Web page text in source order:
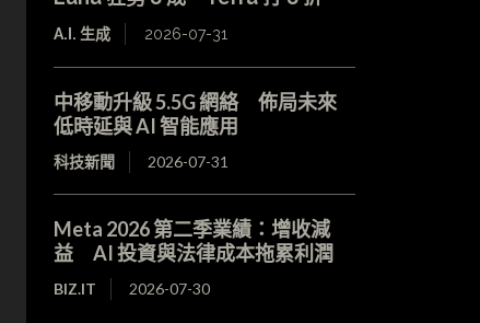
A.I. 生成 2026-07-31
中移動升級 5.5G 網絡 佈局未來
低時延與 AI 智能應用
科技新聞 2026-07-31
Meta 2026 第二季業績：增收減
益 AI 投資與法律成本拖累利潤
BIZ.IT 2026-07-30